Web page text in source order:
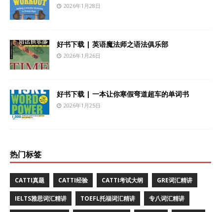
2026年1月28日
好书下载 | 英语魔法师之语法俱乐部
2026年1月26日
好书下载 | 一本让你寒假弯道超车的单词书
2026年1月25日
热门标签
CATTI真题 CATTI经验 CATTI考试大纲 GRE词汇精讲
IELTS雅思词汇精讲 TOEFL托福词汇精讲 专八词汇精讲